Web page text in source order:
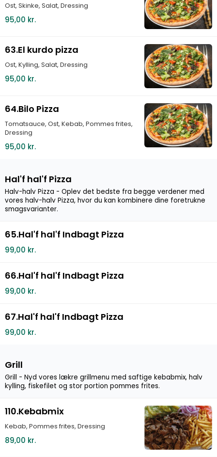
Ost, Skinke, Salat, Dressing
95,00 kr.
63.El kurdo pizza
Ost, Kylling, Salat, Dressing
95,00 kr.
64.Bilo Pizza
Tomatsauce, Ost, Kebab, Pommes frites,
Dressing
95,00 kr.
Hal'f hal'f Pizza
Halv-halv Pizza - Oplev det bedste fra begge verdener med
vores halv-halv Pizza, hvor du kan kombinere dine foretrukne
smagsvarianter.
65.Hal'f hal'f Indbagt Pizza
99,00 kr.
66.Hal'f hal'f Indbagt Pizza
99,00 kr.
67.Hal'f hal'f Indbagt Pizza
99,00 kr.
Grill
Grill - Nyd vores lækre grillmenu med saftige kebabmix, halv
kylling, fiskefilet og stor portion pommes frites.
110.Kebabmix
Kebab, Pommes frites, Dressing
89,00 kr.